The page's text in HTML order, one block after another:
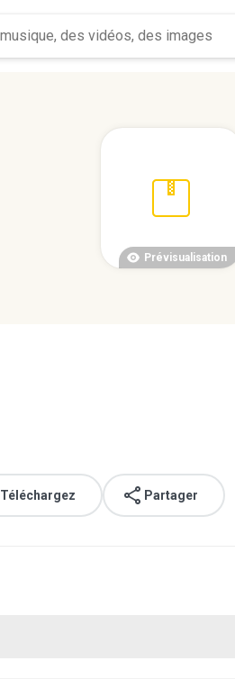
Prévisualisation
Téléchargez Partager